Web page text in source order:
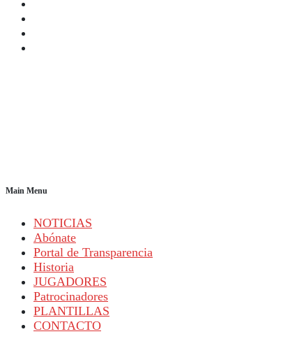
Main Menu
NOTICIAS
Abónate
Portal de Transparencia
Historia
JUGADORES
Patrocinadores
PLANTILLAS
CONTACTO